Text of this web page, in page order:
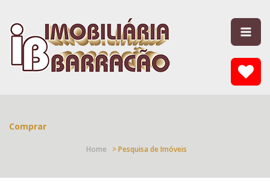
Comprar
Home > Pesquisa de Imóveis